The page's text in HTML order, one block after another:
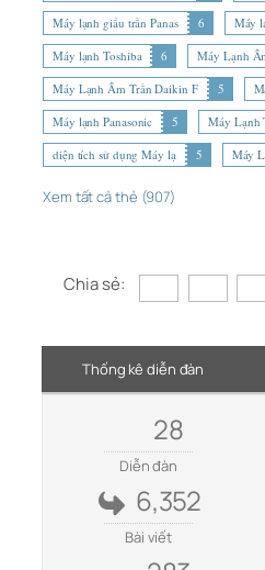
Máy lạnh giấu trần Panas
6 Máy
Máy lạnh Toshiba
6 Máy Lạnh
Máy Lạnh Âm Trần Daikin F
5
Máy lạnh Panasonic
5 Máy Lạnh
diện tích sử dụng Máy lạ
5 Máy
Xem tất cả thẻ (907)
Chia sẻ:
Thống kê diễn đàn
28
Diễn đàn
6,352
Bài viết